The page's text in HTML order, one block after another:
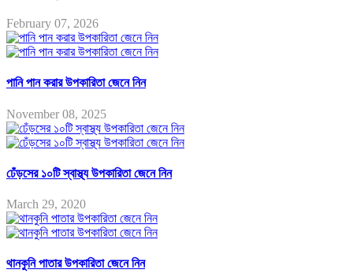
February 07, 2026
পানি পান করার উপকারিতা জেনে নিন
November 08, 2025
ঢেঁড়সের ১০টি স্বাস্থ্য উপকারিতা জেনে নিন
March 29, 2020
থানকুনি পাতার উপকারিতা জেনে নিন